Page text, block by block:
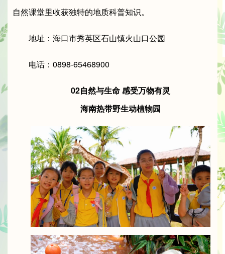
自然课堂里收获独特的地质科普知识。
地址：海口市秀英区石山镇火山口公园
电话：0898-65468900
02自然与生命 感受万物有灵
海南热带野生动植物园